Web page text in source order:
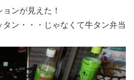
ンが見えた！
ン・・・じゃなくて牛タン弁当